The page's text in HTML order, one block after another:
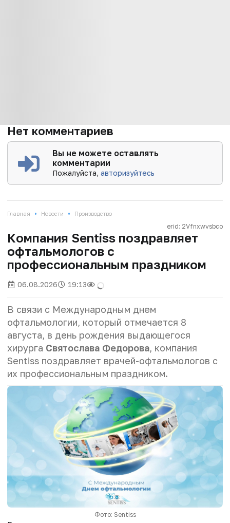
Нет комментариев
Вы не можете оставлять
комментарии
Пожалуйста,авторизуйтесь
Главная • Новости • Производство
erid: 2Vfnxwvsbco
Компания Sentiss поздравляет
офтальмологов с
профессиональным праздником
06.08.2026 19:13
В связи с Международным днем
офтальмологии, который отмечается 8
августа, в день рождения выдающегося
хирурга Святослава Федорова, компания
Sentiss поздравляет врачей-офтальмологов с
их профессиональным праздником.
Фото: Sentiss